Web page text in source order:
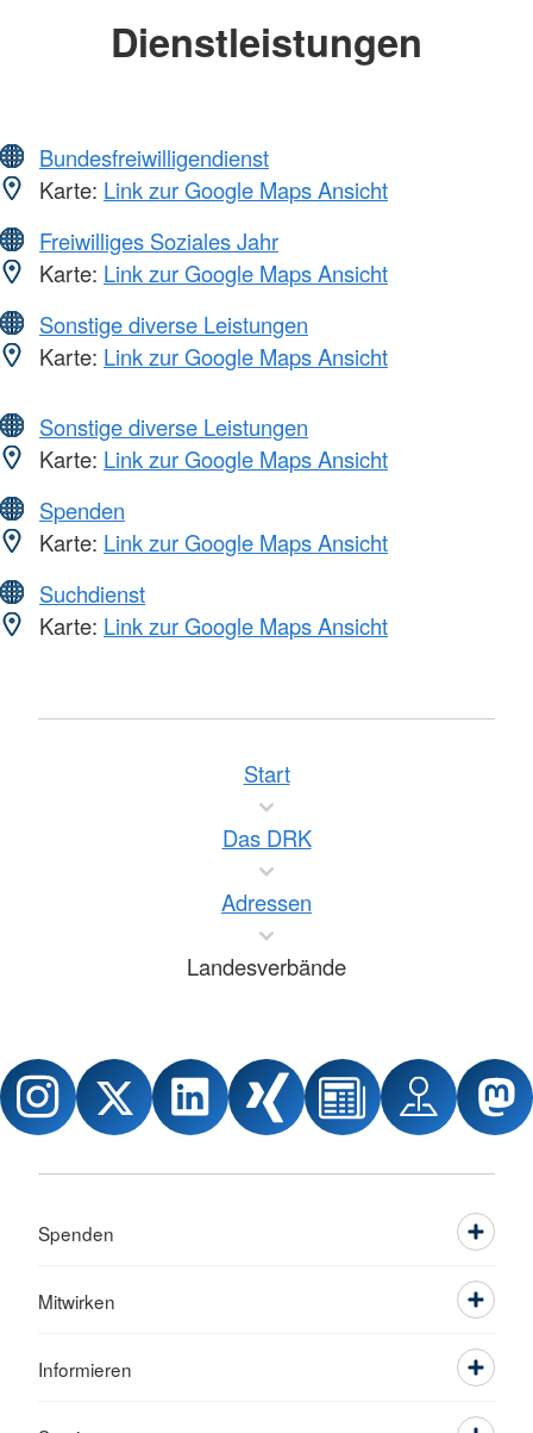
Dienstleistungen
Bundesfreiwilligendienst
Karte: Link zur Google Maps Ansicht
Freiwilliges Soziales Jahr
Karte: Link zur Google Maps Ansicht
Sonstige diverse Leistungen
Karte: Link zur Google Maps Ansicht
Sonstige diverse Leistungen
Karte: Link zur Google Maps Ansicht
Spenden
Karte: Link zur Google Maps Ansicht
Suchdienst
Karte: Link zur Google Maps Ansicht
Start
Das DRK
Adressen
Landesverbände
Spenden
Mitwirken
Informieren